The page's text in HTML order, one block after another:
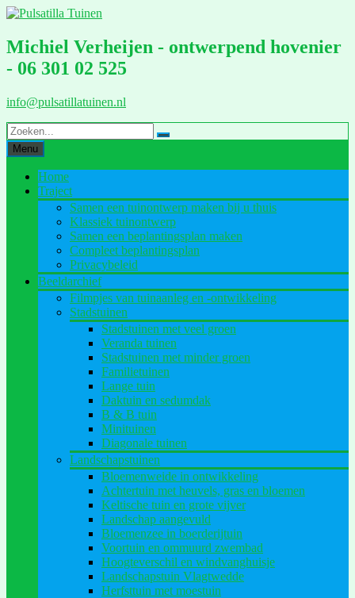
Ga
de
inhoud
Michiel Verheijen - ontwerpend hovenier
- 06 301 02 525
info@pulsatillatuinen.nl
Menu
Home
Traject
Samen een tuinontwerp maken bij u thuis
Klassiek tuinontwerp
Samen een beplantingsplan maken
Compleet beplantingsplan
Privacybeleid
Beeldarchief
Filmpjes van tuinaanleg en -ontwikkeling
Stadstuinen
Stadstuinen met veel groen
Veranda tuinen
Stadstuinen met minder groen
Familietuinen
Lange tuin
Daktuin en sedumdak
B & B tuin
Minituinen
Diagonale tuinen
Landschapstuinen
Bloemenweide in ontwikkeling
Achtertuin met heuvels, gras en bloemen
Keltische tuin en grote vijver
Landschap aangevuld
Bloemenzee in boerderijtuin
Voortuin en ommuurd zwembad
Hoogteverschil en windvanghuisje
Landschapstuin Vlagtwedde
Herfsttuin met moestuin